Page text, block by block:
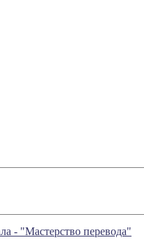
- "Мастерство перевода"